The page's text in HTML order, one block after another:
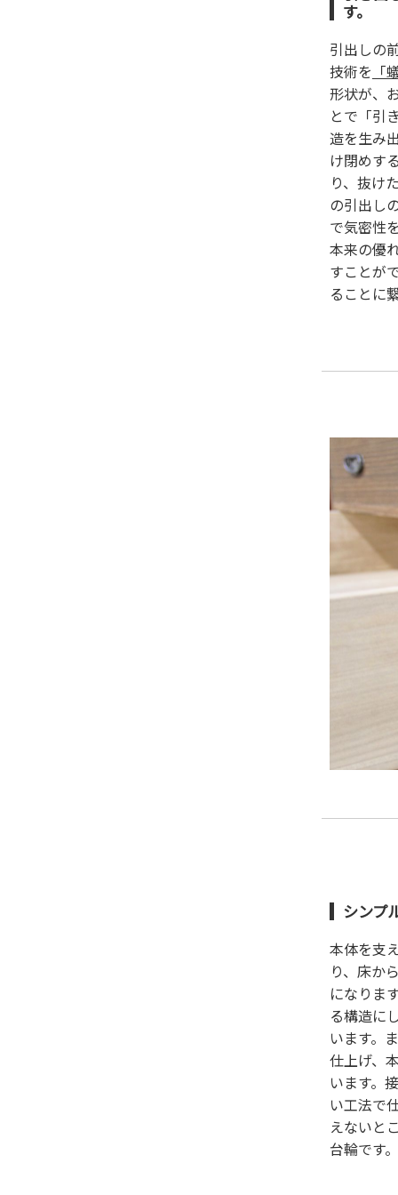
す。
引出しの
技術を 「
形状が、
とで「引
造を生み
け閉めす
り、抜け
の引出し
で気密性
本来の優
すことが
ることに
シンプ
本体を支
り、床か
になりま
る構造に
います。
仕上げ、
います。
い工法で
えないと
台輪です。